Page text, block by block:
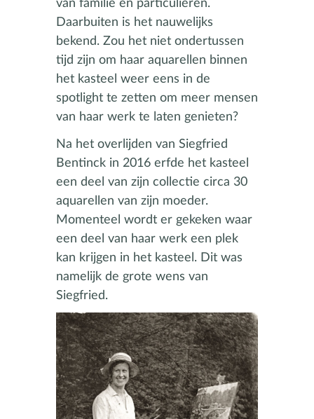
van familie en particulieren.
Daarbuiten is het nauwelijks
bekend. Zou het niet ondertussen
tijd zijn om haar aquarellen binnen
het kasteel weer eens in de
spotlight te zetten om meer mensen
van haar werk te laten genieten?
Na het overlijden van Siegfried
Bentinck in 2016 erfde het kasteel
een deel van zijn collectie circa 30
aquarellen van zijn moeder.
Momenteel wordt er gekeken waar
een deel van haar werk een plek
kan krijgen in het kasteel. Dit was
namelijk de grote wens van
Siegfried.